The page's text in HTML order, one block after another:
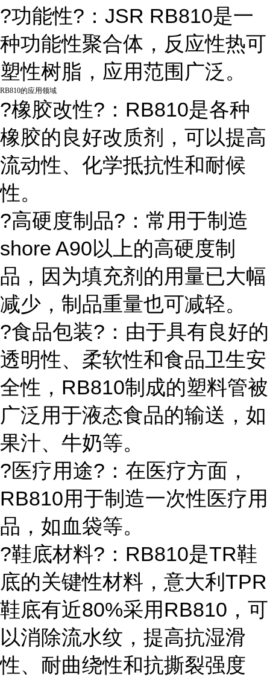
?功能性?：JSR RB810是一
种功能性聚合体，反应性热可
塑性树脂，应用范围广泛。
RB810的应用领域
?橡胶改性?：RB810是各种
橡胶的良好改质剂，可以提高
流动性、化学抵抗性和耐候
性。
?高硬度制品?：常用于制造
shore A90以上的高硬度制
品，因为填充剂的用量已大幅
减少，制品重量也可减轻。
?食品包装?：由于具有良好的
透明性、柔软性和食品卫生安
全性，RB810制成的塑料管被
广泛用于液态食品的输送，如
果汁、牛奶等。
?医疗用途?：在医疗方面，
RB810用于制造一次性医疗用
品，如血袋等。
?鞋底材料?：RB810是TR鞋
底的关键性材料，意大利TPR
鞋底有近80%采用RB810，可
以消除流水纹，提高抗湿滑
性、耐曲绕性和抗撕裂强度